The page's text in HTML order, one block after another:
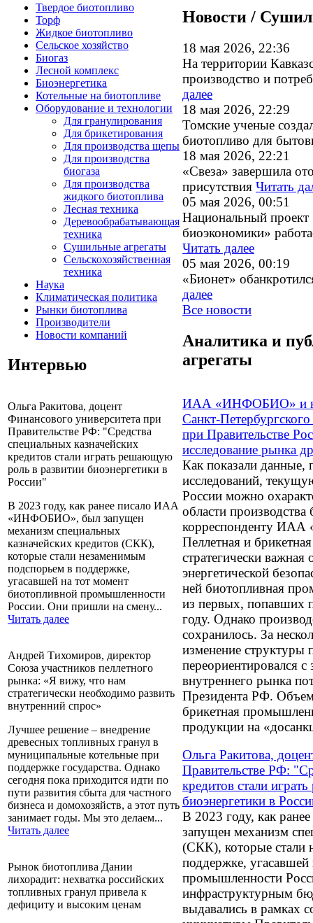
Твердое биотопливо
Торф
Жидкое биотопливо
Сельское хозяйство
Биогаз
Лесной комплекс
Биоэнергетика
Котельные на биотопливе
Оборудование и технологии
Для гранулирования
Для брикетирования
Для производства щепы
Для производства
биогаза
Для производства
жидкого биотоплива
Лесная техника
Деревообрабатывающая
техника
Сушильные агрегаты
Сельскохозяйственная
техника
Наука
Климатическая политика
Рынки биотоплива
Производители
Новости компаний
Интервью
Ольга Ракитова, доцент
Финансового университета при
Правительстве РФ: "Средства
специальных казначейских
кредитов стали играть решающую
роль в развитии биоэнергетики в
России"
В 2023 году, как ранее писало ИАА
«ИНФОБИО», был запущен
механизм специальных
казначейских кредитов (СКК),
которые стали незаменимым
подспорьем в поддержке,
угасавшей на тот момент
биотопливной промышленности
России. Они пришли на смену...
Читать далее
Андрей Тихомиров, директор
Союза участников пеллетного
рынка: «Я вижу, что нам
стратегически необходимо развить
внутренний спрос»
Лучшее решение – внедрение
древесных топливных гранул в
муниципальные котельные при
поддержке государства. Однако
сегодня пока приходится идти по
пути развития сбыта для частного
бизнеса и домохозяйств, а этот путь
занимает годы. Мы это делаем...
Читать далее
Рынок биотоплива Дании
лихорадит: нехватка российских
топливных гранул привела к
дефициту и высоким ценам
Новости /
18 мая 2026, 22:36
На территории
производство и
далее
18 мая 2026, 22:29
Томские ученые
биотопливо для
18 мая 2026, 22:21
«Свеза» завершила
присутствия Читать
05 мая 2026, 00:51
Национальный проект
биоэкономики»
Читать далее
05 мая 2026, 00:19
«Бионет»
далее
Все новости
Аналитика и
агрегаты
ИАА «ИНФОБИО» и
Санкт-
при Правительстве
исследование рынка
Как показали данные,
исследований,
России можно
области производства
корреспонденту
Пеллетная и
стратегически
энергетической
ней биотопливная
из первых, попавших
году. Однако
сохранилось. За
изменение структуры
переориентировался с
внутреннего рынка
Президента РФ.
брикетная
продукции на
Ольга Ракитова,
Правительстве РФ:
кредитов стали
биоэнергетики в
В 2023 году, как
запущен механизм
(СКК), которые стали
поддержке,
промышленности
инфраструктурным
выдавались в рамках